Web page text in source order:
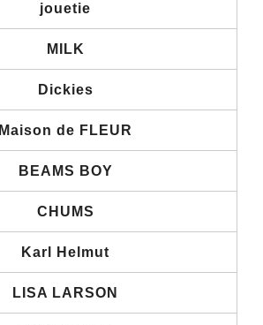
jouetie
MILK
Dickies
Maison de FLEUR
BEAMS BOY
CHUMS
Karl Helmut
LISA LARSON